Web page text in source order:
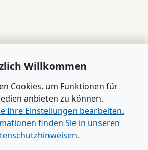
Willkommen
Cookies, um Funktionen für
anbieten zu können.
Ihre Einstellungen bearbeiten.
finden Sie in unseren